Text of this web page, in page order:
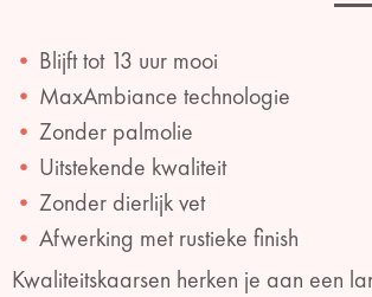
Blijft tot 13 uur mooi
MaxAmbiance technologie
Zonder palmolie
Uitstekende kwaliteit
Zonder dierlijk vet
Afwerking met rustieke finish
Kwaliteitskaarsen herken je aan een